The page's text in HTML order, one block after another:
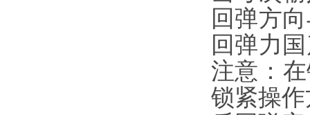
回弹方向
回弹力国
注意
锁紧操作